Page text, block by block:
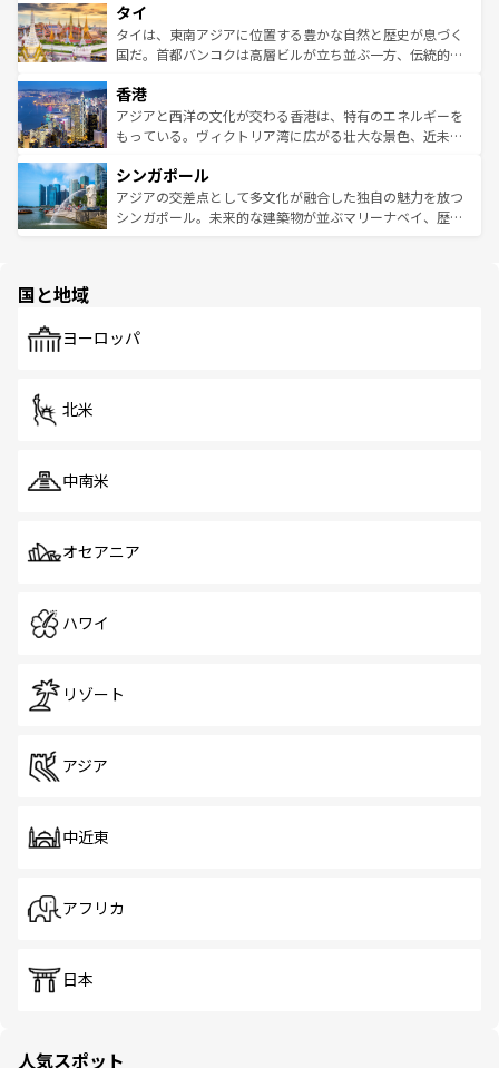
リティに包まれながら、韓国の多彩な魅力を心ゆくまで味
わってみてほしい。 なお、新着の韓国情報はコンテンツ一
覧を参照してほしい。
急速な発展と共に伝統が息づく。ハノイの古い町並みやホ
ーチミン市のフランス統治時代の建物も、独特の雰囲気を
醸し出している。また、バラエティの豊かさとおいしさで
とつ。フォーやバインミー、ベトナムコーヒーなどは、ぜ
ひ現地で味わいたい。どの地域を訪れてもあたたかい人々
が旅行者を迎えてくれるので、きっと忘れられない旅にな
参照してほしい。
タイ
タイは、東南アジアに位置する豊かな自然と歴史が息づく
国だ。首都バンコクは高層ビルが立ち並ぶ一方、伝統的な
の活気が交差している。北部ではチェンマイなどの山岳地
帯で自然と触れ合い、南部ではプーケットやクラビの美し
いビーチでリゾート気分を楽しむことができる。タイ料理
激する。気候は一年中温暖で、どの季節にも異なる楽しみ
が待っている。親しみやすいタイの人々、仏教を中心とし
た文化、そして多様な観光資源が、訪れる旅人を魅了し続
香港
アジアと西洋の文化が交わる香港は、特有のエネルギーを
もっている。ヴィクトリア湾に広がる壮大な景色、近未来
み、どこを訪れても感動するはず。観光スポットが密集し
ており、効率よく見どころを回れるのも魅力。息をのむよ
うな絶景から文化的な体験まで、香港を存分に楽しみ尽く
シンガポール
アジアの交差点として多文化が融合した独自の魅力を放つ
シンガポール。未来的な建築物が並ぶマリーナベイ、歴史
で、ホーカーズは地元の風情を楽しめる外せないスポット
国と地域
ヨーロッパ
北米
中南米
オセアニア
ハワイ
リゾート
アジア
中近東
アフリカ
日本
人気スポット